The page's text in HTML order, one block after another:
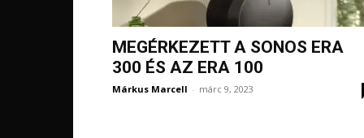
MEGÉRKEZETT A SONOS ERA
300 ÉS AZ ERA 100
Márkus Marcell - márc 9, 2023